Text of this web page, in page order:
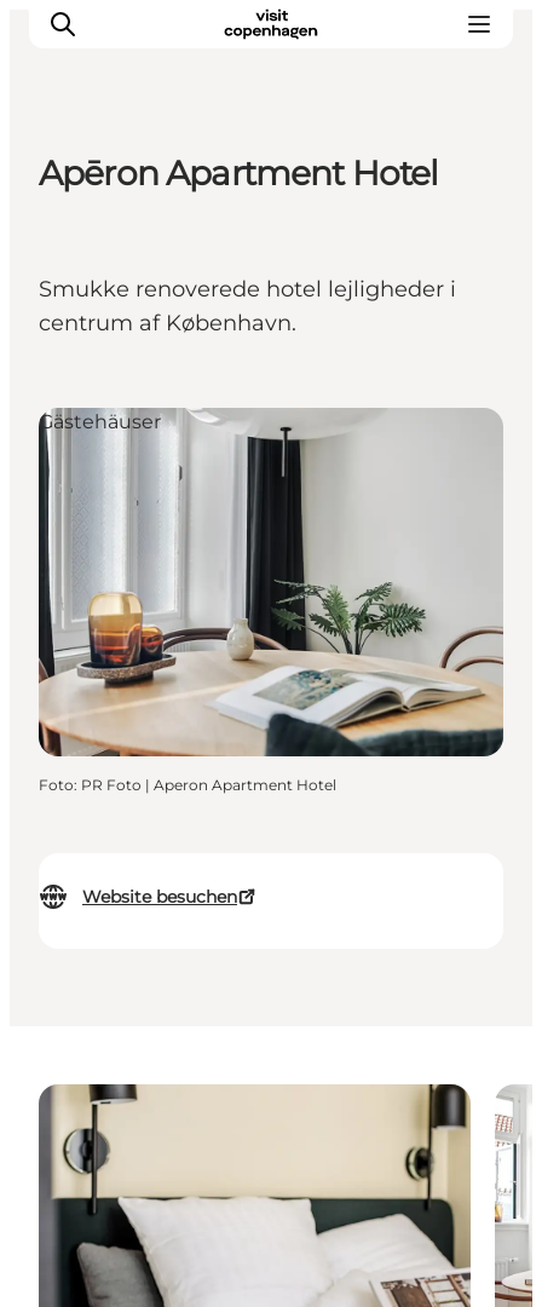
Planen
Apēron Apartment Hotel
Smukke renoverede hotel lejligheder i
centrum af København.
Website besuchen
Gästehäuser
Foto: PR Foto | Aperon Apartment Hotel